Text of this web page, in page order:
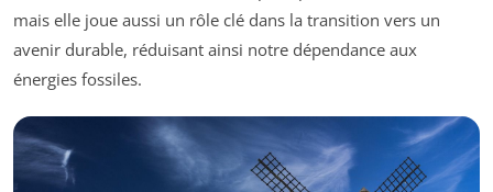
mais elle joue aussi un rôle clé dans la transition vers un
avenir durable, réduisant ainsi notre dépendance aux
énergies fossiles.